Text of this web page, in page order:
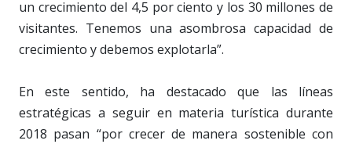
un crecimiento del 4,5 por ciento y los 30 millones de
visitantes. Tenemos una asombrosa capacidad de
crecimiento y debemos explotarla”.
En este sentido, ha destacado que las líneas
estratégicas a seguir en materia turística durante
2018 pasan “por crecer de manera sostenible con